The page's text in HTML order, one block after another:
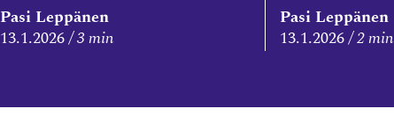
Pasi Leppänen
13.1.2026 3 min
Pasi Leppänen
13.1.2026 2 min